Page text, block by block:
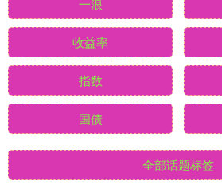
一浪
收益率
指数
国债
全部话题标签